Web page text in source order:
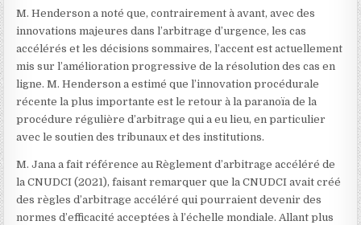
M. Henderson a noté que, contrairement à avant, avec des
innovations majeures dans l’arbitrage d’urgence, les cas
accélérés et les décisions sommaires, l’accent est actuellement
mis sur l’amélioration progressive de la résolution des cas en
ligne. M. Henderson a estimé que l’innovation procédurale
récente la plus importante est le retour à la paranoïa de la
procédure régulière d’arbitrage qui a eu lieu, en particulier
avec le soutien des tribunaux et des institutions.
M. Jana a fait référence au Règlement d’arbitrage accéléré de
la CNUDCI (2021), faisant remarquer que la CNUDCI avait créé
des règles d’arbitrage accéléré qui pourraient devenir des
normes d’efficacité acceptées à l’échelle mondiale. Allant plus